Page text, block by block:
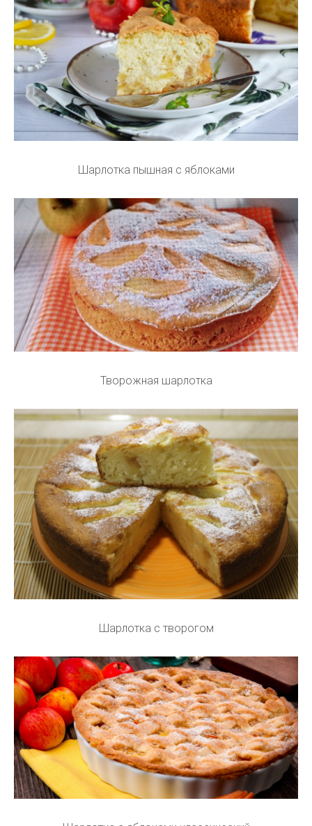
Шарлотка пышная с яблоками
Творожная шарлотка
Шарлотка с творогом